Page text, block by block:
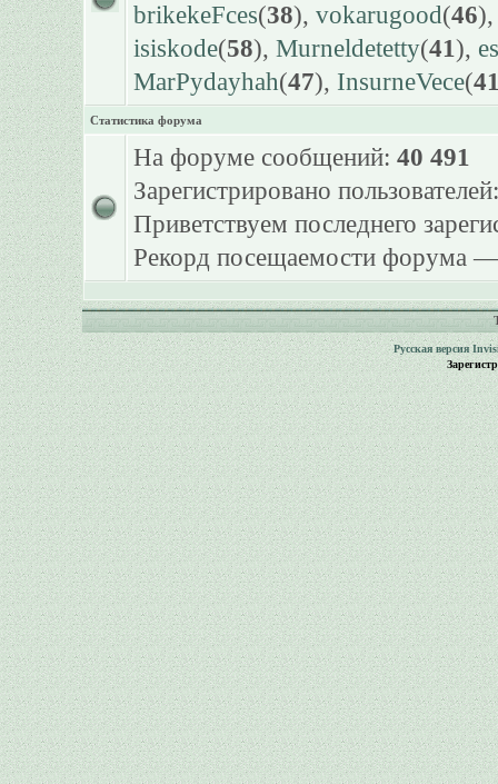
brikekeFces(38), vokarugood(46
isiskode(58), Murneldetetty(41),
MarPydayhah(47), InsurneVece(
Статистика форума
На форуме сообщений: 40 491
Зарегистрировано
Приветствуем последнего
Рекорд посещаемости форума
Русская версия